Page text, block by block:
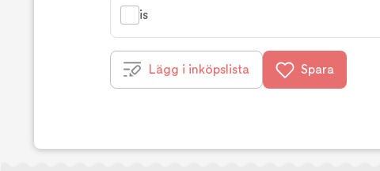
is
Lägg i inköpslista Spara